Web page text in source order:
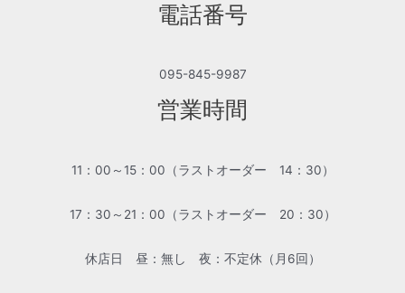
電話番号
095-845-9987
営業時間
11：00～15：00（ラストオーダー 14：30）
17：30～21：00（ラストオーダー 20：30）
休店日 昼：無し 夜：不定休（月6回）